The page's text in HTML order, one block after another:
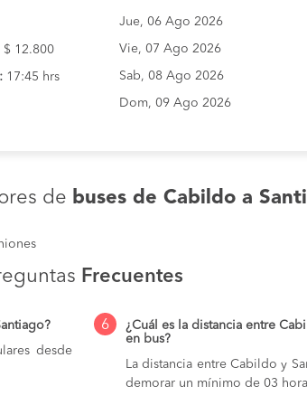
$ 12.800
17:45 hrs
Jue, 06 Ago 2026
Vie, 07 Ago 2026
Sab, 08 Ago 2026
Dom, 09 Ago 2026
de buses de Cabildo a
Frecuentes
desde
6
¿Cuál es la distancia entre
en bus?
La distancia entre Cabildo y
demorar un mínimo de 03